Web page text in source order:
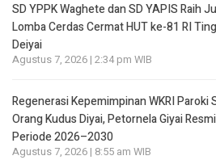
SD YPPK Waghete dan SD YAPIS Raih
Lomba Cerdas Cermat HUT ke-81 RI
Deiyai
Agustus 7, 2026 | 2:34 pm WIB
Regenerasi Kepemimpinan WKRI Paroki
Orang Kudus Diyai, Petornela Giyai
Periode 2026–2030
Agustus 7, 2026 | 8:55 am WIB